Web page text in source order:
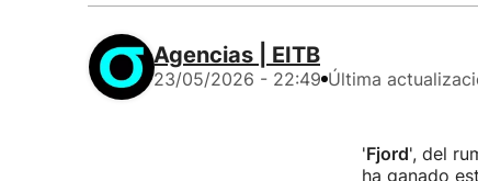
Agencias | EITB
23/05/2026 - 22:49 Última
'Fjord', del
ha ganado